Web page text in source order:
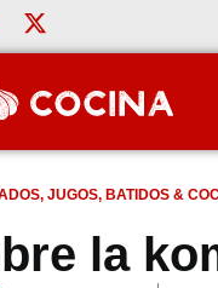
JUGOS, BATIDOS &
la